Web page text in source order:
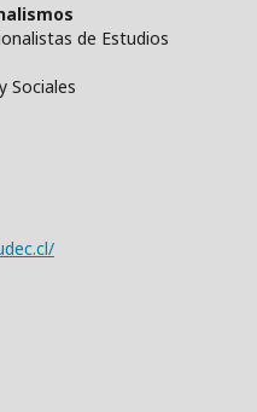
de Estudios
Sociales